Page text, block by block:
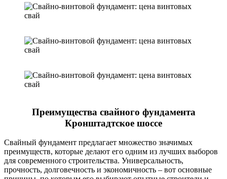
Преимущества свайного фундамента
Кронштадтское шоссе
Свайный фундамент предлагает множество значимых
преимуществ, которые делают его одним из лучших выборов
для современного строительства. Универсальность,
прочность, долговечность и экономичность – вот основные